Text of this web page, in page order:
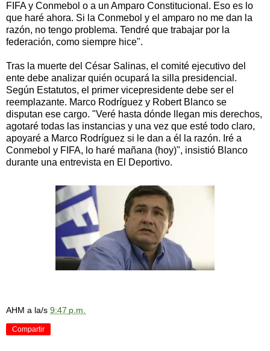
FIFA y Conmebol o a un Amparo Constitucional. Eso es lo
que haré ahora. Si la Conmebol y el amparo no me dan la
razón, no tengo problema. Tendré que trabajar por la
federación, como siempre hice".
Tras la muerte del César Salinas, el comité ejecutivo del
ente debe analizar quién ocupará la silla presidencial.
Según Estatutos, el primer vicepresidente debe ser el
reemplazante. Marco Rodríguez y Robert Blanco se
disputan ese cargo. "Veré hasta dónde llegan mis derechos,
agotaré todas las instancias y una vez que esté todo claro,
apoyaré a Marco Rodríguez si le dan a él la razón. Iré a
Conmebol y FIFA, lo haré mañana (hoy)", insistió Blanco
durante una entrevista en El Deportivo.
AHM a la/s 9:47 p.m.
Compartir